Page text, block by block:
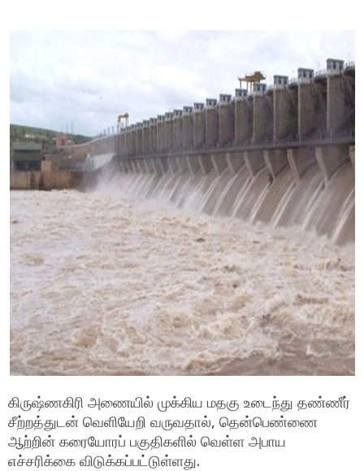
கிருஷ்ணகிரி அணையில் முக்கிய மதகு உடைந்து தண்ணீர்
சீற்றத்துடன் வெளியேறி வருவதால், தென்பெண்ணை
ஆற்றின் கரையோரப் பகுதிகளில் வெள்ள அபாய
எச்சரிக்கை விடுக்கப்பட்டுள்ளது.